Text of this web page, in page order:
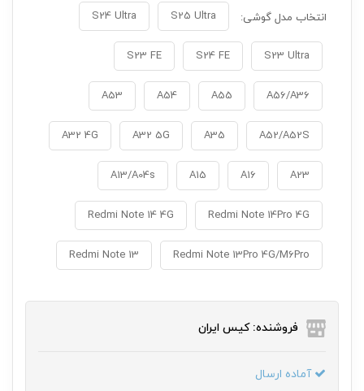
انتخاب مدل گوشی: S25 Ultra
S24 Ultra
S23 Ultra
S24 FE
S23 FE
A56/A36
A55
A54
A53
A52/A52S
A35
A32 5G
A32 4G
A23
A16
A15
A13/A04s
Redmi Note 14Pro 4G
Redmi Note 14 4G
Redmi Note 13Pro 4G/M6Pro
Redmi Note 13
فروشنده: کیس ایران
آماده ارسال